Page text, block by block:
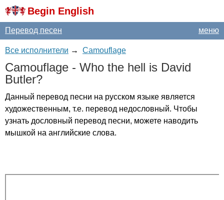
Begin English
меню
Перевод песен
Все исполнители → Camouflage
Camouflage - Who the hell is David
Butler?
Данный перевод песни на русском языке является
художественным, т.е. перевод недословный. Чтобы
узнать дословный перевод песни, можете наводить
мышкой на английские слова.